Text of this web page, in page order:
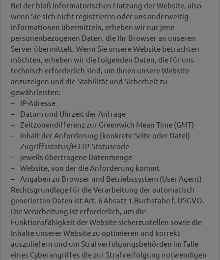
Bei der bloß informatorischen Nutzung der Website, also
wenn Sie sich nicht registrieren oder uns anderweitig
Informationen übermitteln, erheben wir nur jene
personenbezogenen Daten, die Ihr Browser an unseren
Server übermittelt. Wenn Sie unsere Website betrachten
möchten, erheben wir die folgenden Daten, die für uns
technisch erforderlich sind, um Ihnen unsere Website
anzuzeigen und die Stabilität und Sicherheit zu
gewährleisten:
– IP-Adresse
– Datum und Uhrzeit der Anfrage
– Zeitzonendifferenz zur Greenwich Mean Time (GMT)
– Inhalt der Anforderung (konkrete Seite oder Datei)
– Zugriffsstatus/HTTP-Statuscode
– jeweils übertragene Datenmenge
– Website, von der die Anforderung kommt
– Angaben zu Browser und Betriebssystem (User Agent)
Rechtsgrundlage für die Verarbeitung der automatisch
generierten Daten ist Art. 6 Absatz 1,Buchstabe f. DSGVO.
Die Verarbeitung ist erforderlich, um die
Funktionsfähigkeit der Website sicherzustellen sowie die
Inhalte unserer Website zu optimieren und korrekt
auszuliefern und um Strafverfolgungsbehörden im Falle
eines Cyberangriffes die zur Strafverfolgung notwendigen